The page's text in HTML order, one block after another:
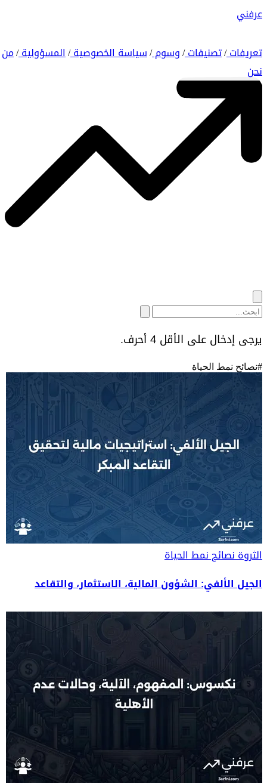
عرفني
تعريفات/ تصنيفات/ وسوم/ سياسة الخصوصية/ المسؤولية/ من
نحن
يرجى إدخال على الأقل 4 أحرف.
#نصائح نمط الحياة
الثروةنصائح نمط الحياة
الجيل الألفي: الشؤون المالية، الاستثمار، والتقاعد